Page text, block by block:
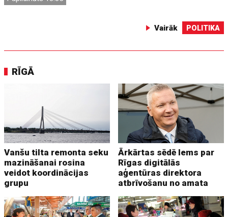
Vairāk POLITIKA
RĪGĀ
Vanšu tilta remonta seku
mazināšanai rosina
veidot koordinācijas
grupu
Ārkārtas sēdē lems par
Rīgas digitālās
aģentūras direktora
atbrīvošanu no amata